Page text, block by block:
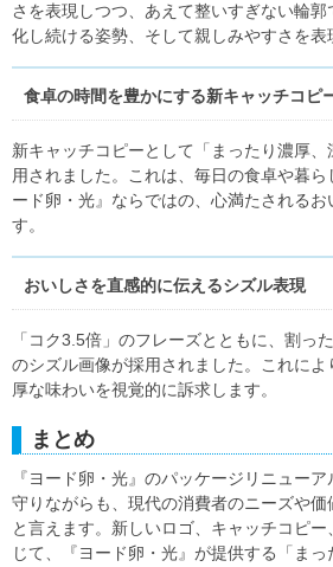
さを表現しつつ、あえて整いすぎない輪
化し続ける姿勢、そして親しみやすさを表
食卓の時間を豊かにする新キャッチコピ
新キャッチコピーとして「まったり濃厚
用されました。これは、毎日の食卓や暮
ード卵・光』ならではの、心満たされるお
す。
おいしさを直感的に伝えるシズル表現
「コク3.5倍」のフレーズとともに、割っ
のシズル画像が採用されました。これに
厚な味わいを視覚的に訴求します。
まとめ
『ヨード卵・光』のパッケージリニュー
守りながらも、現代の消費者のニーズや
と言えます。新しいロゴ、キャッチコピ
じて、『ヨード卵・光』が提供する「ま